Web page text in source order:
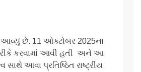
આવ્યું છે. 11 ઓક્ટોબર 2025ના
કરવામાં આવી હતી અને આ
આવા પ્રતિષ્ઠિત રાષ્ટ્રીય